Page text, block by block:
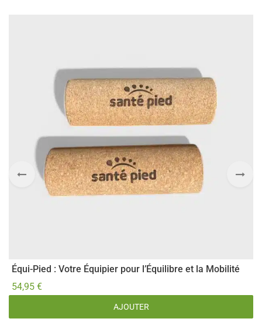
Équi-Pied : Votre Équipier pour l’Équilibre et la Mobilité
54,95 €
AJOUTER